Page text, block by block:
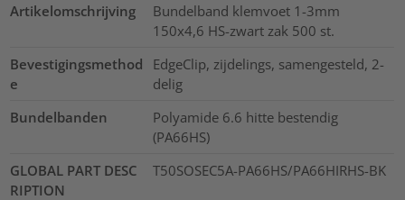
Artikelomschrijving
Bundelband klemvoet 1-3mm
150x4,6 HS-zwart zak 500 st.
Bevestigingsmethod
e
EdgeClip, zijdelings, samengesteld, 2-
delig
Bundelbanden
Polyamide 6.6 hitte bestendig
(PA66HS)
GLOBAL PART DESC
RIPTION
T50SOSEC5A-PA66HS/PA66HIRHS-BK